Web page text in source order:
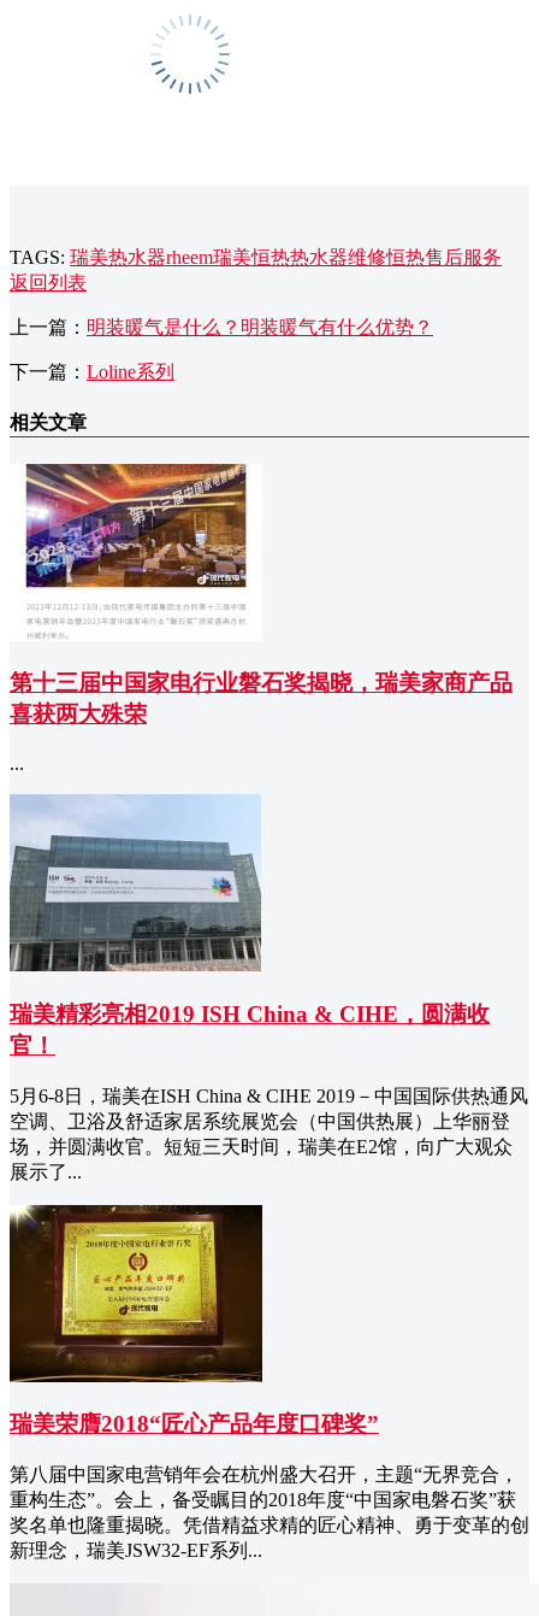
TAGS: 瑞美热水器rheem瑞美恒热热水器维修恒热售后服务
返回列表
上一篇： 明装暖气是什么？明装暖气有什么优势？
下一篇： Loline系列
相关文章
第十三届中国家电行业磐石奖揭晓，瑞美家商产品
喜获两大殊荣
...
瑞美精彩亮相2019 ISH China & CIHE，圆满收
官！
5月6-8日，瑞美在ISH China & CIHE 2019－中国国际供热通风
空调、卫浴及舒适家居系统展览会（中国供热展）上华丽登
场，并圆满收官。短短三天时间，瑞美在E2馆，向广大观众
展示了...
瑞美荣膺2018“匠心产品年度口碑奖”
第八届中国家电营销年会在杭州盛大召开，主题“无界竞合，
重构生态”。会上，备受瞩目的2018年度“中国家电磐石奖”获
奖名单也隆重揭晓。凭借精益求精的匠心精神、勇于变革的创
新理念，瑞美JSW32-EF系列...